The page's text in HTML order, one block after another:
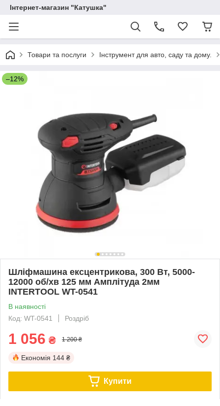
Інтернет-магазин "Катушка"
Товари та послуги Інструмент для авто, саду та дому.
–12%
Шліфмашина ексцентрикова, 300 Вт, 5000-
12000 об/хв 125 мм Амплітуда 2мм
INTERTOOL WT-0541
В наявності
Код: WT-0541
Роздріб
1 056 ₴ 1 200 ₴
Економія 144 ₴
Купити